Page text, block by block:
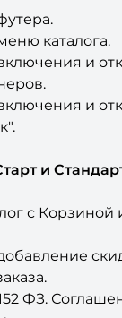
каталога.
и
и
с Корзиной
ФЗ.